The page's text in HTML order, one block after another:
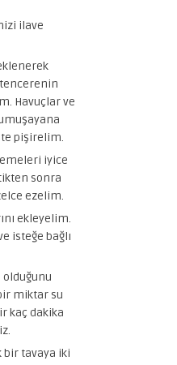
ilave
tencerenin
Havuçlar ve
pişirelim.
iyice
sonra
ezelim.
ekleyelim.
isteğe bağlı
olduğunu
miktar su
kaç dakika
bir tavaya iki